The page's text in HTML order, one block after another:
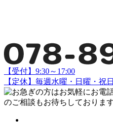
【受付】9:30～17:00
【定休】毎週水曜・日曜・祝日